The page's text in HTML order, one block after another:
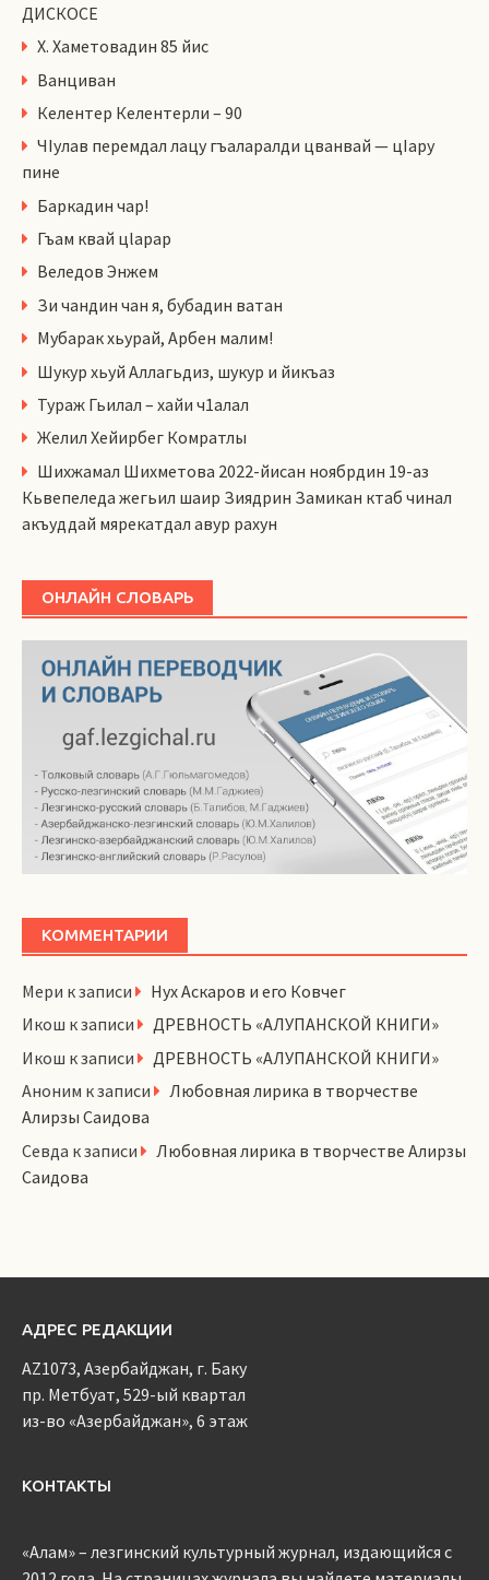
ДИСКОСЕ
Х. Хаметовадин 85 йис
Ванциван
Келентер Келентерли – 90
ЧIулав перемдал лацу гъаларалди цванвай — цIару
пине
Баркадин чар!
Гъам квай цlарар
Веледов Энжем
Зи чандин чан я, бубадин ватан
Мубарак хьурай, Арбен малим!
Шукур хьуй Аллагьдиз, шукур и йикъаз
Тураж Гьилал – хайи ч1алал
Желил Хейирбег Комратлы
Шихжамал Шихметова 2022-йисан ноябрдин 19-аз
Кьвепеледа жегьил шаир Зиядрин Замикан ктаб чинал
акъуддай мярекатдал авур рахун
ОНЛАЙН СЛОВАРЬ
КОММЕНТАРИИ
Мери к записи
Нух Аскаров и его Ковчег
Икош к записи
ДРЕВНОСТЬ «АЛУПАНСКОЙ КНИГИ»
Икош к записи
ДРЕВНОСТЬ «АЛУПАНСКОЙ КНИГИ»
Аноним к записи
Любовная лирика в творчестве
Алирзы Саидова
Севда к записи
Любовная лирика в творчестве Алирзы
Саидова
АДРЕС РЕДАКЦИИ
AZ1073, Азербайджан, г. Баку
пр. Метбуат, 529-ый квартал
из-во «Азербайджан», 6 этаж
КОНТАКТЫ
«Алам» – лезгинский культурный журнал, издающийся с